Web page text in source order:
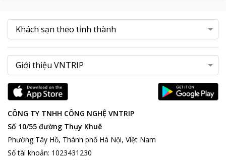
CÔNG TY TNHH CÔNG NGHỆ VNTRIP
Số 10/55 đường Thụy Khuê
Phường Tây Hồ, Thành phố Hà Nội, Việt Nam
Số tài khoản: 1023431230